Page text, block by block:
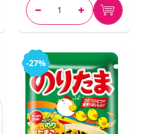
-27%